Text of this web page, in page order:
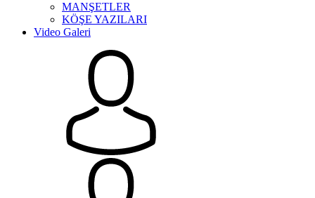
MANŞETLER
KÖŞE YAZILARI
Video Galeri